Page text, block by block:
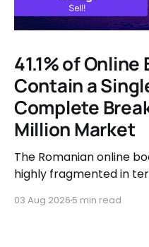
41.1% of Online
Contain a
Complete
Million Market
The Romanian online
highly fragmented in
user behavior.
03 Aug 2026 5 min read